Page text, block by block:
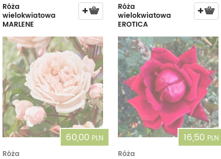
Róża
wielokwiatowa
MARLENE
Róża
wielokwiatowa
EROTICA
60,00 PLN
Róża
16,50 PLN
Róża